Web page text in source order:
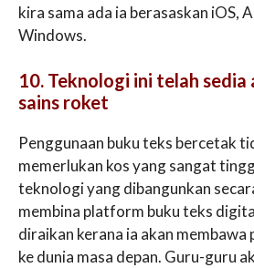
kira sama ada ia berasaskan iOS,
Windows.
10. Teknologi ini telah sedia
sains roket
Penggunaan buku teks bercetak
memerlukan kos yang sangat
teknologi yang dibangunkan
membina platform buku teks
diraikan kerana ia akan membawa
ke dunia masa depan. Guru-guru